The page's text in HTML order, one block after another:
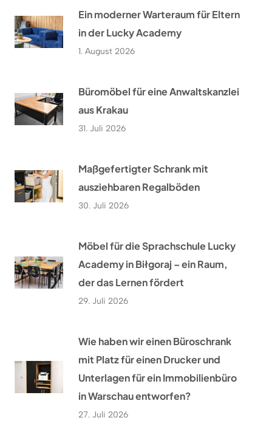
Ein moderner Warteraum für Eltern
in der Lucky Academy
1. August 2026
Büromöbel für eine Anwaltskanzlei
aus Krakau
31. Juli 2026
Maßgefertigter Schrank mit
ausziehbaren Regalböden
30. Juli 2026
Möbel für die Sprachschule Lucky
Academy in Biłgoraj – ein Raum,
der das Lernen fördert
29. Juli 2026
Wie haben wir einen Büroschrank
mit Platz für einen Drucker und
Unterlagen für ein Immobilienbüro
in Warschau entworfen?
27. Juli 2026